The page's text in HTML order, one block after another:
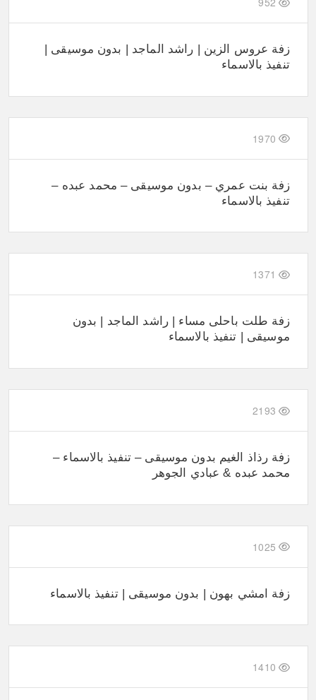
زفة عروس الزين | راشد الماجد | بدون موسيقى |
تنفيذ بالاسماء
1970
زفة بنت عمري – بدون موسيقى – محمد عبده –
تنفيذ بالاسماء
1371
زفة طلت باحلى مساء | راشد الماجد | بدون
موسيقى | تنفيذ بالاسماء
2193
زفة رذاذ الغيم بدون موسيقى – تنفيذ بالاسماء –
محمد عبده & عبادي الجوهر
1025
زفة امشي بهون | بدون موسيقى | تنفيذ بالاسماء
1410